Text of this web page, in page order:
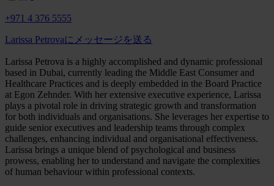
+971 4 376 5555
Larissa Petrovaにメッセージを送る
Larissa Petrova is a highly accomplished and dynamic professional
based in Dubai, currently leading the Middle East Consumer and
Healthcare Practices and is deeply embedded in the Board Practice
at Egon Zehnder. With her extensive executive experience, Larissa
plays a pivotal role in driving strategic growth and transformation
for both individuals and organisations. She leverages her expertise to
guide senior executives and leadership teams through complex
challenges, enhancing individual and organisational effectiveness.
Larissa brings a unique blend of psychological and business
prowess, enabling her to understand and navigate the complexities
of human behaviour within professional contexts.